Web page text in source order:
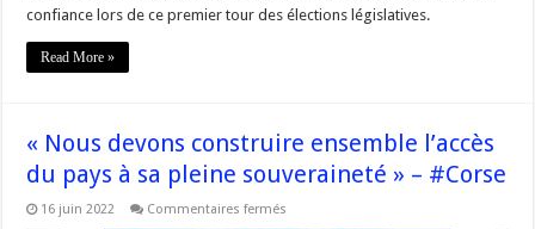
confiance lors de ce premier tour des élections législatives.
Read More »
« Nous devons construire ensemble l’accès
du pays à sa pleine souveraineté » – #Corse
16 juin 2022 Commentaires fermés